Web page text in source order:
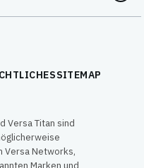
SITEMAP
Versa Titan sind
Versa Networks,